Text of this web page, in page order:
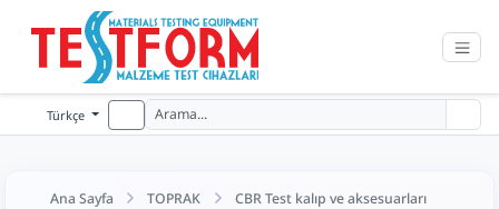
Türkçe
Ana Sayfa TOPRAK CBR Test kalıp ve aksesuarları